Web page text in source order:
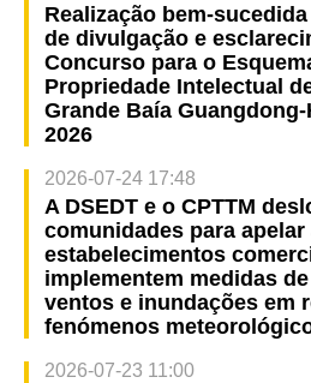
Realização bem-
de divulgação e
Concurso para o
Propriedade Intelectual
Grande Baía
2026
2026-07-24 17:48
A DSEDT e o CPTTM
comunidades para apelar
estabelecimentos
implementem medidas
ventos e inundações em
fenómenos
2026-07-23 11:00